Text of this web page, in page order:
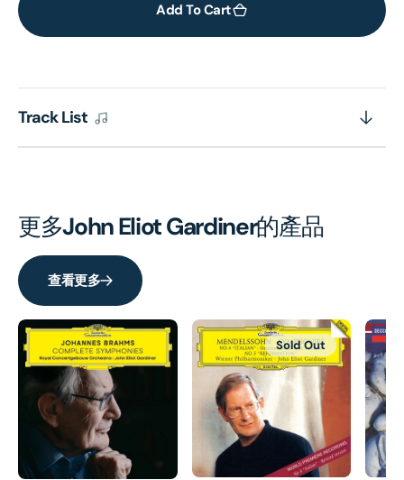
Claudio
Della
Beata
for
Della
Add To Cart
Track List
更多John Eliot Gardiner的產品
查看更多
Sold Out